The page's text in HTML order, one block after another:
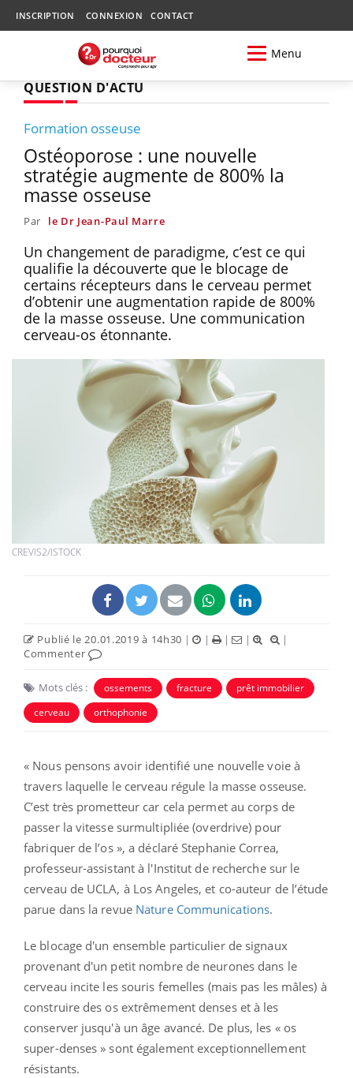
INSCRIPTION CONNEXION CONTACT
Menu
QUESTION D'ACTU
Formation osseuse
Ostéoporose : une nouvelle
stratégie augmente de 800% la
masse osseuse
Par le Dr Jean-Paul Marre
Un changement de paradigme, c’est ce qui
qualifie la découverte que le blocage de
certains récepteurs dans le cerveau permet
d’obtenir une augmentation rapide de 800%
de la masse osseuse. Une communication
cerveau-os étonnante.
CREVIS2/ISTOCK
Publié le 20.01.2019 à 14h30 | | | |
|
Commenter
Mots clés : ossements fracture
prêt immobilier
cerveau
orthophonie
« Nous pensons avoir identifié une nouvelle voie à
travers laquelle le cerveau régule la masse osseuse.
C’est très prometteur car cela permet au corps de
passer la vitesse surmultipliée (overdrive) pour
fabriquer de l’os », a déclaré Stephanie Correa,
professeur-assistant à l'Institut de recherche sur le
cerveau de UCLA, à Los Angeles, et co-auteur de l’étude
parue dans la revue Nature Communications.
Le blocage d'un ensemble particulier de signaux
provenant d'un petit nombre de neurones dans le
cerveau incite les souris femelles (mais pas les mâles) à
construire des os extrêmement denses et à les
conserver jusqu'à un âge avancé. De plus, les « os
super-denses » sont également exceptionnellement
résistants.